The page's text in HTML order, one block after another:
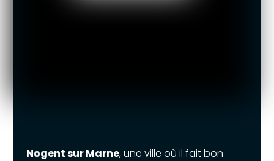
Nogent sur Marne, une ville où il fait bon